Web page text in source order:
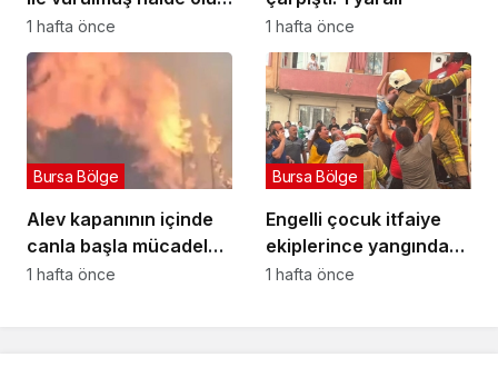
bulundu
1 hafta önce 1 hafta önce
Alev kapanının içinde
canla başla mücadele
ettiler:
Bursa Bölge
1 hafta önce
Engelli çocuk itfaiye
ekiplerince yangından
kurtarıldı
Bursa Bölge
1 hafta önce